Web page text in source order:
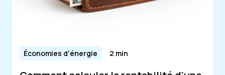
Économies d'énergie 2 min